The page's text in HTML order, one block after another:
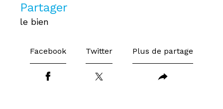
partager
le bien
Facebook Twitter Plus de partage